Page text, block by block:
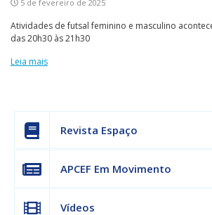
5 de fevereiro de 2025
Atividades de futsal feminino e masculino
das 20h30 às 21h30
Leia mais
Revista Espaço
APCEF Em Movimento
Vídeos